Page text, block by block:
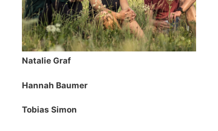
Natalie Graf
Hannah Baumer
Tobias Simon